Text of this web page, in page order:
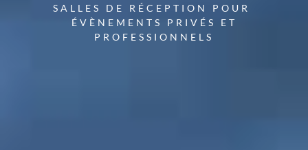
SALLES DE RÉCEPTION POUR
ÉVÈNEMENTS PRIVÉS ET
PROFESSIONNELS